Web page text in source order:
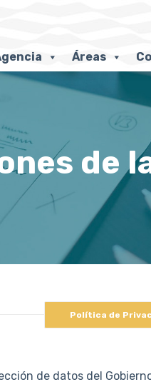
Áreas
de
Política de
de datos del